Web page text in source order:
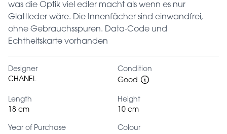
was die Optik viel edler macht als wenn es nur
Glattleder wäre. Die Innenfächer sind einwandfrei,
ohne Gebrauchsspuren. Data-Code und
Echtheitskarte vorhanden
Designer
CHANEL
Condition
Good
Length
18 cm
Height
10 cm
Year of Purchase
Colour